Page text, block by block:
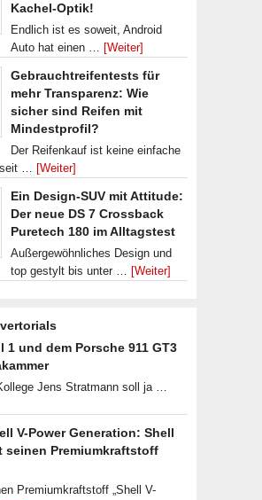
Kachel-Optik!
Endlich ist es soweit, Android
Auto hat einen … [Weiter]
Gebrauchtreifentests für
mehr Transparenz: Wie
sicher sind Reifen mit
Mindestprofil?
Der Reifenkauf ist keine einfache
seit … [Weiter]
Ein Design-SUV mit Attitude:
Der neue DS 7 Crossback
Puretech 180 im Alltagstest
Außergewöhnliches Design und
top gestylt bis unter … [Weiter]
1 und dem Porsche 911 GT3
Jens Stratmann soll ja …
V-Power Generation: Shell
seinen Premiumkraftstoff
Premiumkraftstoff „Shell V-